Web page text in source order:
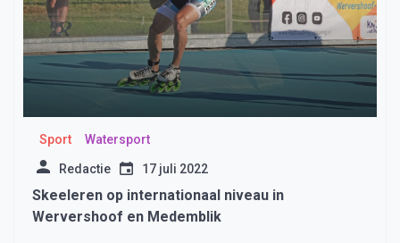
Sport Watersport
Redactie 17 juli 2022
Skeeleren op internationaal niveau in
Wervershoof en Medemblik